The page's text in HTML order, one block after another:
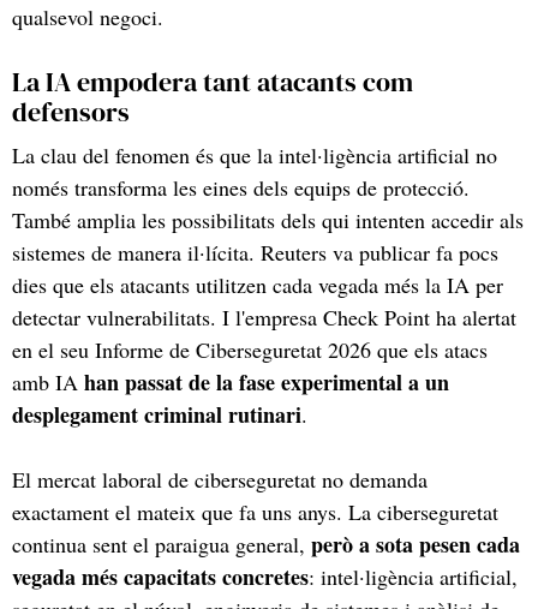
qualsevol negoci.
La IA empodera tant atacants com
defensors
La clau del fenomen és que la intel·ligència artificial no
només transforma les eines dels equips de protecció.
També amplia les possibilitats dels qui intenten accedir als
sistemes de manera il·lícita. Reuters va publicar fa pocs
dies que els atacants utilitzen cada vegada més la IA per
detectar vulnerabilitats. I l'empresa Check Point ha alertat
en el seu Informe de Ciberseguretat 2026 que els atacs
amb IA han passat de la fase experimental a un
desplegament criminal rutinari.
El mercat laboral de ciberseguretat no demanda
exactament el mateix que fa uns anys. La ciberseguretat
continua sent el paraigua general, però a sota pesen cada
vegada més capacitats concretes: intel·ligència artificial,